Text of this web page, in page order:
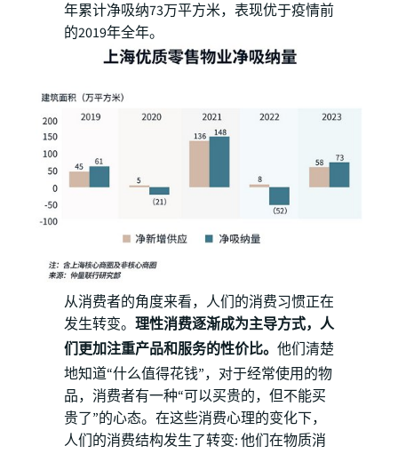
年累计净吸纳73万平方米，表现优于疫情前
的2019年全年。
从消费者的角度来看，人们的消费习惯正在
发生转变。 理性消费逐渐成为主导方式，人
们更加注重产品和服务的性价比。 他们清楚
地知道“什么值得花钱”，对于经常使用的物
品，消费者有一种“可以买贵的，但不能买
贵了”的心态。在这些消费心理的变化下，
人们的消费结构发生了转变: 他们在物质消